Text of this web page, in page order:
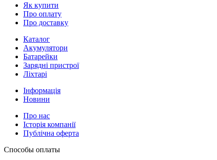
Як купити
Про оплату
Про доставку
Каталог
Акумулятори
Батарейки
Зарядні пристрої
Ліхтарі
Інформація
Новини
Про нас
Історія компанії
Публічна оферта
Способы оплаты